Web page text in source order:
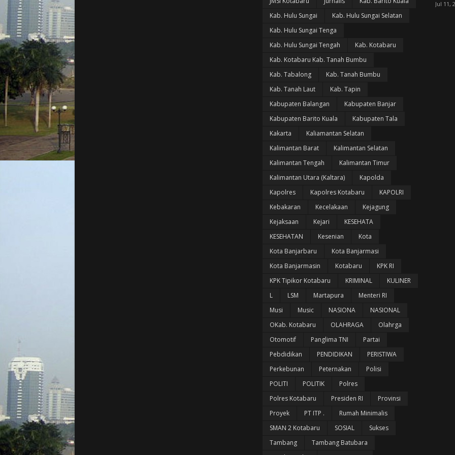
Kab. Hulu Sungai
Kab. Hulu Sungai Selatan
Kab. Hulu Sungai Tenga
Kab. Hulu Sungai Tengah
Kab. Kotabaru
Kab. Kotabaru Kab. Tanah Bumbu
Kab. Tabalong
Kab. Tanah Bumbu
Kab. Tanah Laut
Kab. Tapin
Kabupaten Balangan
Kabupaten Banjar
Kabupaten Barito Kuala
Kabupaten Tala
Kakarta
Kaliamantan Selatan
Kalimantan Barat
Kalimantan Selatan
Kalimantan Tengah
Kalimantan Timur
Kalimantan Utara (Kaltara)
Kapolda
Kapolres
Kapolres Kotabaru
KAPOLRI
Kebakaran
Kecelakaan
Kejagung
Kejaksaan
Kejari
KESEHATA
KESEHATAN
Kesenian
Kota
Kota Banjarbaru
Kota Banjarmasi
Kota Banjarmasin
Kotabaru
KPK RI
KPK Tipikor Kotabaru
KRIMINAL
KULINER
L
LSM Martapura
Menteri RI
Musi
Music NASIONA
NASIONAL
OKab. Kotabaru
OLAHRAGA
Olahrga
Otomotif
Panglima TNI
Partai
Pebdidikan
PENDIDIKAN
PERISTIWA
Perkebunan
Peternakan
Polisi
POLITI
POLITIK
Polres
Polres Kotabaru
Presiden RI
Provinsi
Proyek
PT ITP .
Rumah Minimalis
SMAN 2 Kotabaru
SOSIAL
Sukses
Tambang
Tambang Batubara
Jul 11,